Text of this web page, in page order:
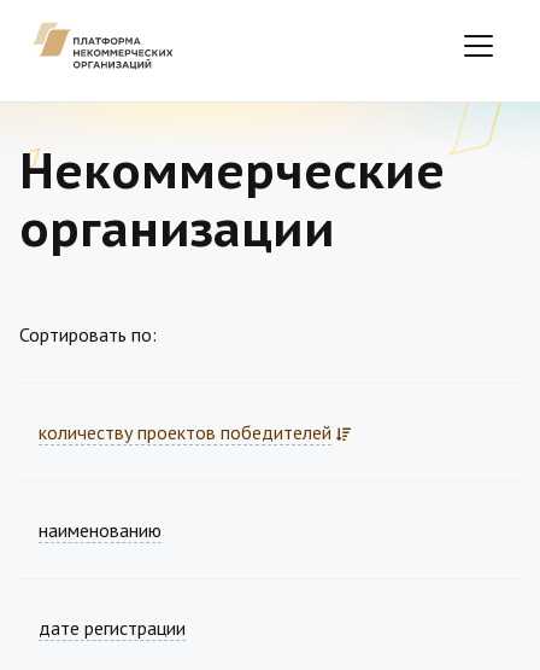
Некоммерческие
организации
Сортировать по:
количеству проектов победителей
наименованию
дате регистрации